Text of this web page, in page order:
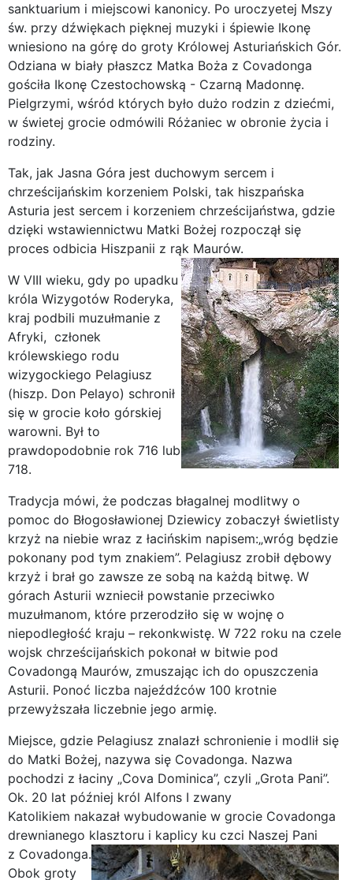
sanktuarium i miejscowi kanonicy. Po uroczyetej Mszy
św. przy dźwiękach pięknej muzyki i śpiewie Ikonę
wniesiono na górę do groty Królowej Asturiańskich Gór.
Odziana w biały płaszcz Matka Boża z Covadonga
gościła Ikonę Czestochowską - Czarną Madonnę.
Pielgrzymi, wśród których było dużo rodzin z dziećmi,
w świetej grocie odmówili Różaniec w obronie życia i
rodziny.
Tak, jak Jasna Góra jest duchowym sercem i
chrześcijańskim korzeniem Polski, tak hiszpańska
Asturia jest sercem i korzeniem chrześcijaństwa, gdzie
dzięki wstawiennictwu Matki Bożej rozpoczął się
proces odbicia Hiszpanii z rąk Maurów.
W VIII wieku, gdy po upadku
króla Wizygotów Roderyka,
kraj podbili muzułmanie z
Afryki, członek
królewskiego rodu
wizygockiego Pelagiusz
(hiszp. Don Pelayo) schronił
się w grocie koło górskiej
warowni. Był to
prawdopodobnie rok 716 lub
718.
Tradycja mówi, że podczas błagalnej modlitwy o
pomoc do Błogosławionej Dziewicy zobaczył świetlisty
krzyż na niebie wraz z łacińskim napisem:„wróg będzie
pokonany pod tym znakiem”. Pelagiusz zrobił dębowy
krzyż i brał go zawsze ze sobą na każdą bitwę. W
górach Asturii wzniecił powstanie przeciwko
muzułmanom, które przerodziło się w wojnę o
niepodległość kraju – rekonkwistę. W 722 roku na czele
wojsk chrześcijańskich pokonał w bitwie pod
Covadongą Maurów, zmuszając ich do opuszczenia
Asturii. Ponoć liczba najeźdźców 100 krotnie
przewyższała liczebnie jego armię.
Miejsce, gdzie Pelagiusz znalazł schronienie i modlił się
do Matki Bożej, nazywa się Covadonga. Nazwa
pochodzi z łaciny „Cova Dominica”, czyli „Grota Pani”.
Ok. 20 lat później król Alfons I zwany
Katolikiem nakazał wybudowanie w grocie Covadonga
drewnianego klasztoru i kaplicy ku czci Naszej Pani
z Covadonga.
Obok groty